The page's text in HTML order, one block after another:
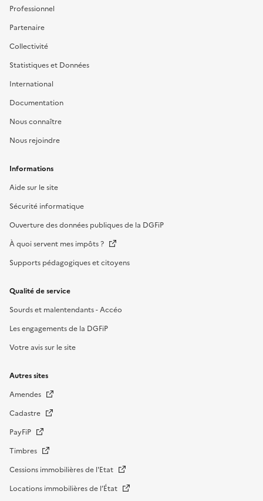
Professionnel
Partenaire
Collectivité
Statistiques et Données
International
Documentation
Nous connaître
Nous rejoindre
Informations
Aide sur le site
Sécurité informatique
Ouverture des données publiques de la DGFiP
À quoi servent mes impôts ?
Supports pédagogiques et citoyens
Qualité de service
Sourds et malentendants - Accéo
Les engagements de la DGFiP
Votre avis sur le site
Autres sites
Amendes
Cadastre
PayFiP
Timbres
Cessions immobilières de l'Etat
Locations immobilières de l’État